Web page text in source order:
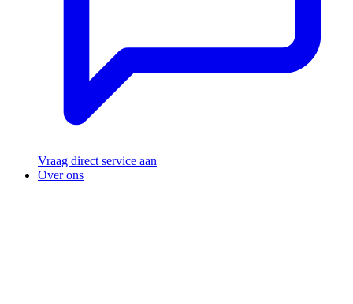
Vraag direct service aan
Over ons